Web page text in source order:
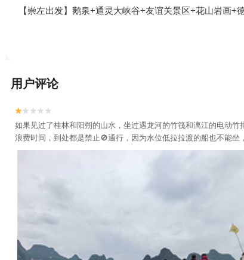
【崇左出发】鹅泉+通灵大峡谷+友谊关景区+花山岩画
用户评论


如果见过了桂林和阳朔的山水，坐过遇龙河的竹筏和漓江的电动
浪费时间，到处都是禁止🚫通行，因为水位低拉拉渡的船也不能坐